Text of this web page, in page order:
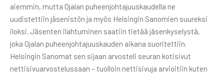
aiemmin, mutta Ojalan puheenjohtajuuskaudella ne
uudistettiin jäsenistön ja myös Helsingin Sanomien suureksi
iloksi. Jäsenten ilahtuminen saatiin tietää jäsenkyselystä,
joka Ojalan puheenjohtajuuskauden aikana suoritettiin.
Helsingin Sanomat sen sijaan arvosteli seuran kotisivut
nettisivuarvostelussaan – tuolloin nettisivuja arvioitiin kuten